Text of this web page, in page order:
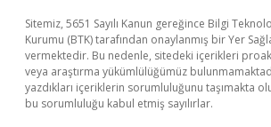
Sitemiz, 5651 Sayılı Kanun gereğince Bilgi
Kurumu (BTK) tarafından onaylanmış bir Yer
vermektedir. Bu nedenle, sitedeki içerikleri
veya araştırma yükümlülüğümüz
yazdıkları içeriklerin sorumluluğunu taşımakta
bu sorumluluğu kabul etmiş sayılırlar.